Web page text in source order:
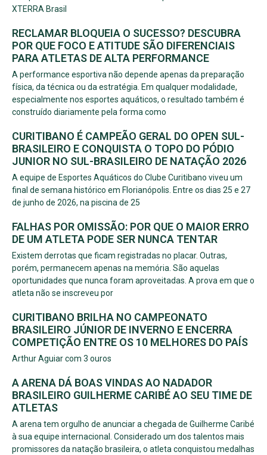
XTERRA Brasil
RECLAMAR BLOQUEIA O SUCESSO? DESCUBRA
POR QUE FOCO E ATITUDE SÃO DIFERENCIAIS
PARA ATLETAS DE ALTA PERFORMANCE
A performance esportiva não depende apenas da preparação
física, da técnica ou da estratégia. Em qualquer modalidade,
especialmente nos esportes aquáticos, o resultado também é
construído diariamente pela forma como
CURITIBANO É CAMPEÃO GERAL DO OPEN SUL-
BRASILEIRO E CONQUISTA O TOPO DO PÓDIO
JUNIOR NO SUL-BRASILEIRO DE NATAÇÃO 2026
A equipe de Esportes Aquáticos do Clube Curitibano viveu um
final de semana histórico em Florianópolis. Entre os dias 25 e 27
de junho de 2026, na piscina de 25
FALHAS POR OMISSÃO: POR QUE O MAIOR ERRO
DE UM ATLETA PODE SER NUNCA TENTAR
Existem derrotas que ficam registradas no placar. Outras,
porém, permanecem apenas na memória. São aquelas
oportunidades que nunca foram aproveitadas. A prova em que o
atleta não se inscreveu por
CURITIBANO BRILHA NO CAMPEONATO
BRASILEIRO JÚNIOR DE INVERNO E ENCERRA
COMPETIÇÃO ENTRE OS 10 MELHORES DO PAÍS
Arthur Aguiar com 3 ouros
A ARENA DÁ BOAS VINDAS AO NADADOR
BRASILEIRO GUILHERME CARIBÉ AO SEU TIME DE
ATLETAS
A arena tem orgulho de anunciar a chegada de Guilherme Caribé
à sua equipe internacional. Considerado um dos talentos mais
promissores da natação brasileira, o atleta conquistou medalhas